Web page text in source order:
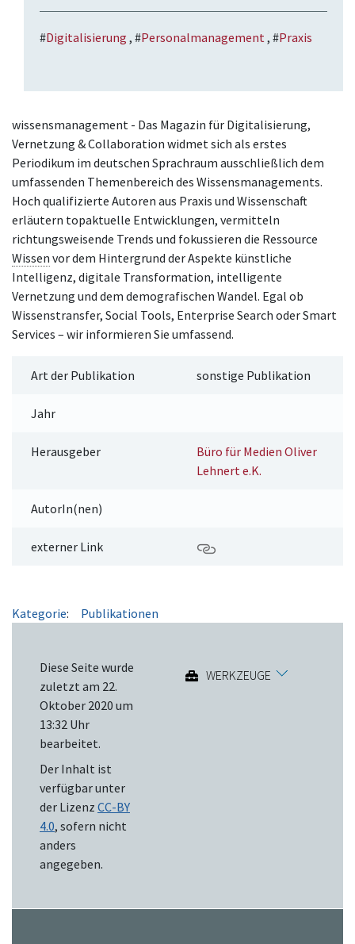
p
k
n
#Digitalisierung , #Personalmanagement, #Praxis
wissensmanagement - Das Magazin für Digitalisierung,
Vernetzung & Collaboration widmet sich als erstes
Periodikum im deutschen Sprachraum ausschließlich dem
umfassenden Themenbereich des Wissensmanagements.
Hoch qualifizierte Autoren aus Praxis und Wissenschaft
erläutern topaktuelle Entwicklungen, vermitteln
richtungsweisende Trends und fokussieren die Ressource
Wissen vor dem Hintergrund der Aspekte künstliche
Intelligenz, digitale Transformation, intelligente
Vernetzung und dem demografischen Wandel. Egal ob
Wissenstransfer, Social Tools, Enterprise Search oder Smart
Services – wir informieren Sie umfassend.
Art der Publikation sonstige Publikation
Jahr
Herausgeber
Büro für Medien Oliver
Lehnert e.K.
AutorIn(nen)
externer Link
Kategorie: Publikationen
Diese Seite wurde
zuletzt am 22.
Oktober 2020 um
13:32 Uhr
bearbeitet.
Der Inhalt ist
verfügbar unter
der Lizenz CC-BY
4.0, sofern nicht
anders
angegeben.
WERKZEUGE